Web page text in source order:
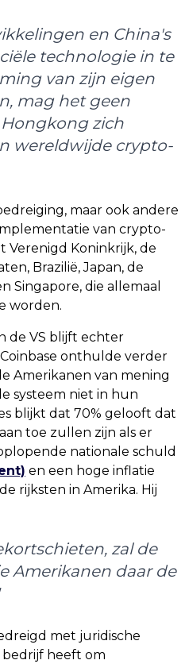
en China's
technologie in te
van zijn eigen
mag het geen
zich
wereldwijde crypto-
maar ook andere
van crypto-
Verenigd Koninkrijk, de
Brazilië, Japan, de
Singapore, die allemaal
worden.
de VS blijft echter
onthulde verder
Amerikanen van mening
systeem niet in hun
blijkt dat 70% gelooft dat
toe zullen zijn als er
nationale schuld
en een hoge inflatie
rijksten in Amerika. Hij
zal de
Amerikanen daar de
met juridische
bedrijf heeft om